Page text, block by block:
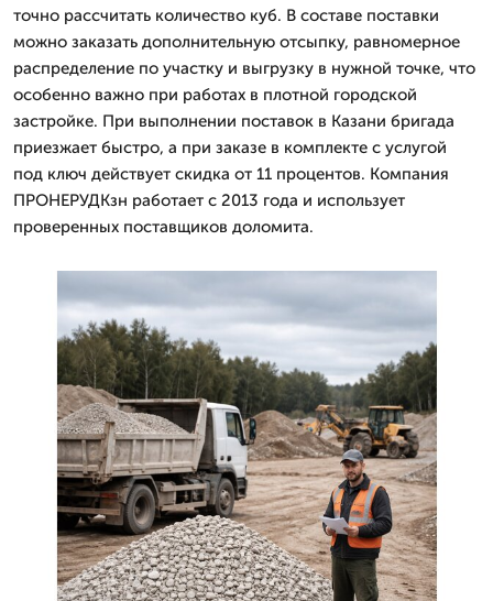
точно рассчитать количество куб. В составе поставки
можно заказать дополнительную отсыпку, равномерное
распределение по участку и выгрузку в нужной точке, что
особенно важно при работах в плотной городской
застройке. При выполнении поставок в Казани бригада
приезжает быстро, а при заказе в комплекте с услугой
под ключ действует скидка от 11 процентов. Компания
ПРОНЕРУДКзн работает с 2013 года и использует
проверенных поставщиков доломита.